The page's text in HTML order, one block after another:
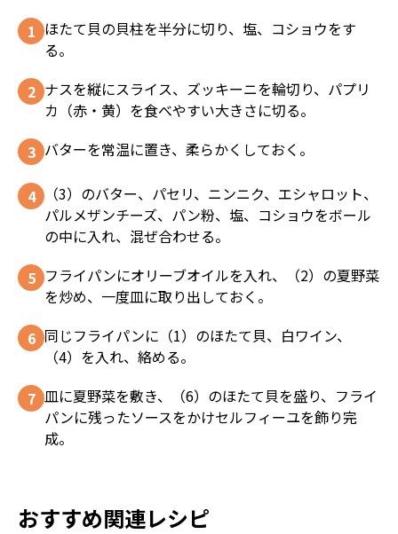
ほたて貝の貝柱を半分に切り、塩、コショウをす
る。
ナスを縦にスライス、ズッキーニを輪切り、パプリ
カ（赤・黄）を食べやすい大きさに切る。
バターを常温に置き、柔らかくしておく。
（3）のバター、パセリ、ニンニク、エシャロット、
パルメザンチーズ、パン粉、塩、コショウをボール
の中に入れ、混ぜ合わせる。
フライパンにオリーブオイルを入れ、（2）の夏野菜
を炒め、一度皿に取り出しておく。
同じフライパンに（1）のほたて貝、白ワイン、
（4）を入れ、絡める。
皿に夏野菜を敷き、（6）のほたて貝を盛り、フライ
パンに残ったソースをかけセルフィーユを飾り完
成。
おすすめ関連レシピ